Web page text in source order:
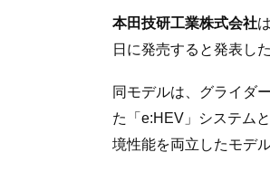
本田技研工業株式会社
日に発売すると発表した
同モデルは、グライダ
た「e:HEV」システム
境性能を両立したモデ